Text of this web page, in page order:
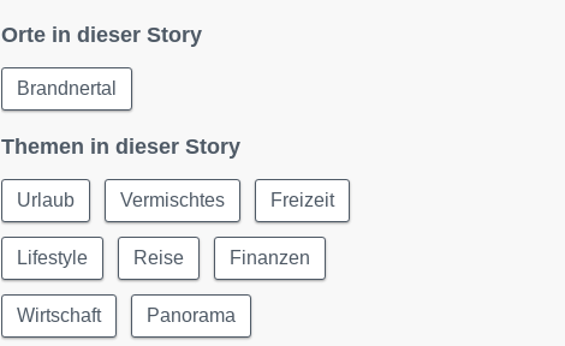
Orte in dieser Story
Brandnertal
Themen in dieser Story
Urlaub Vermischtes Freizeit
Lifestyle Reise Finanzen
Wirtschaft Panorama